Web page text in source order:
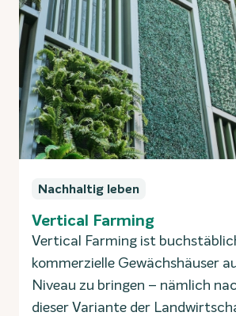
Nachhaltig leben
Vertical Farming
Vertical Farming ist
kommerzielle Gewächshäuser
Niveau zu bringen – nämlich
dieser Variante der